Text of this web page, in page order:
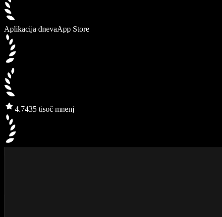
Aplikacija dnevaApp Store
4.7435 tisoč mnenj